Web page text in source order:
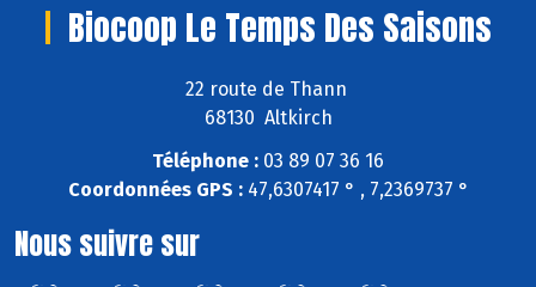
Biocoop Le Temps Des Saisons
22 route de Thann
68130 Altkirch
Téléphone : 03 89 07 36 16
Coordonnées GPS :47,6307417 ° , 7,2369737 °
Nous suivre sur